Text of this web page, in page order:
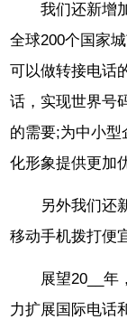
我们还新增
全球200个国家
可以做转接电话
话，实现世界号
的需要;为中小
化形象提供更加
另外我们还
移动手机拨打便
展望20__年
力扩展国际电话